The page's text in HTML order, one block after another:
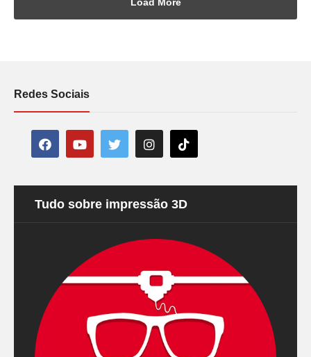
Load More
Redes Sociais
Tudo sobre impressão 3D